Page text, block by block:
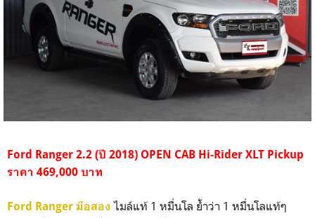
Ford Ranger 2.2 (ปี 2018) OPEN CAB Hi-Rider XLT Pickup
ราคา 469,000 บาท
Ford Ranger มือสอง ไมล์แท้ 1 หมื่นโล ย้ำว่า 1 หมื่นโลแท้ๆ